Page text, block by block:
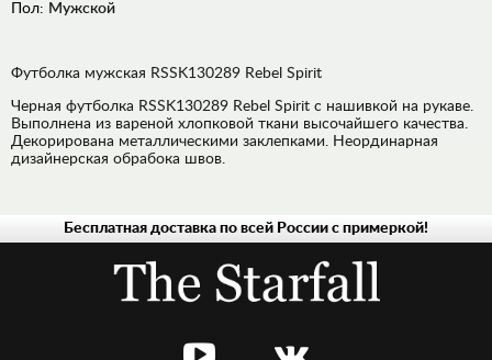
Пол: Мужской
Футболка мужская RSSK130289 Rebel Spirit
Черная футболка RSSK130289 Rebel Spirit с нашивкой на рукаве.
Выполнена из вареной хлопковой ткани высочайшего качества.
Декорирована металлическими заклепками. Неординарная
дизайнерская обрабока швов.
МУЖСКАЯБесплатная доставка по всей России с примеркой!